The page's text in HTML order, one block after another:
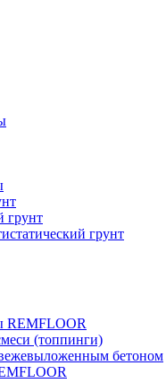
грунт
грунт
REMFLOOR
(топпинги)
бетоном